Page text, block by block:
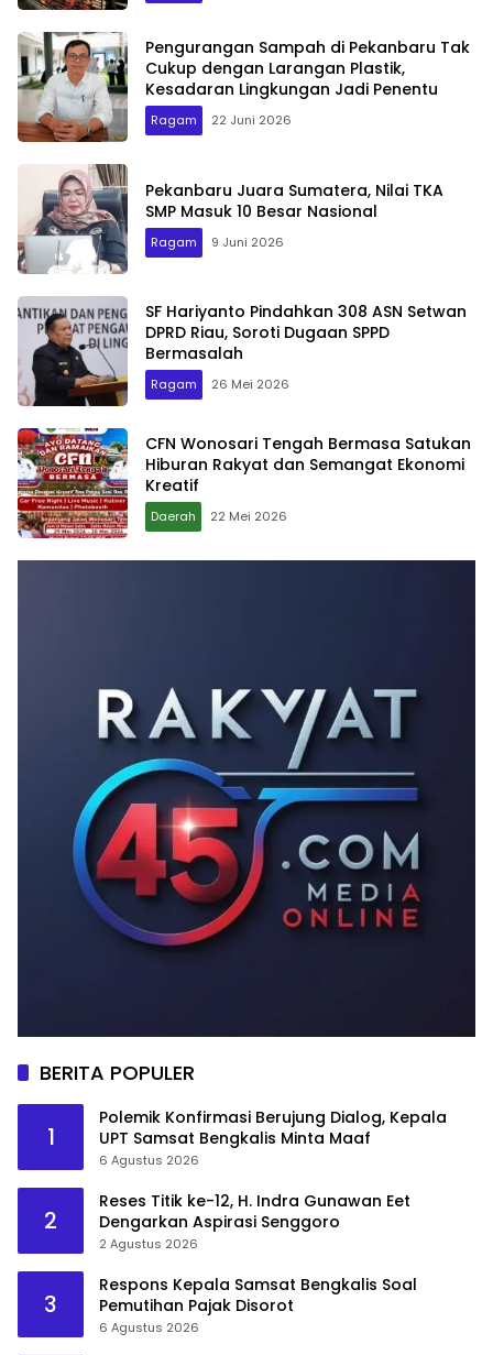
Pengurangan Sampah di Pekanbaru Tak
Cukup dengan Larangan Plastik,
Kesadaran Lingkungan Jadi Penentu
Ragam 22 Juni 2026
Pekanbaru Juara Sumatera, Nilai TKA
SMP Masuk 10 Besar Nasional
Ragam 9 Juni 2026
SF Hariyanto Pindahkan 308 ASN Setwan
DPRD Riau, Soroti Dugaan SPPD
Bermasalah
Ragam 26 Mei 2026
CFN Wonosari Tengah Bermasa Satukan
Hiburan Rakyat dan Semangat Ekonomi
Kreatif
Daerah 22 Mei 2026
BERITA POPULER
1
Polemik Konfirmasi Berujung Dialog, Kepala
UPT Samsat Bengkalis Minta Maaf
6 Agustus 2026
2
Reses Titik ke-12, H. Indra Gunawan Eet
Dengarkan Aspirasi Senggoro
2 Agustus 2026
3
Respons Kepala Samsat Bengkalis Soal
Pemutihan Pajak Disorot
6 Agustus 2026